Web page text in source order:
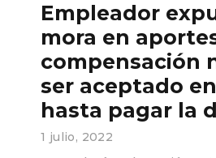
Empleador
mora en
compensación
ser aceptado
hasta pagar la
1 julio, 2022